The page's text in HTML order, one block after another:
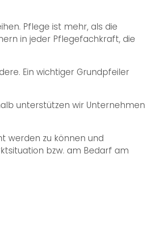
Pflege ist mehr, als die
in jeder Pflegefachkraft, die
Ein wichtiger Grundpfeiler
unterstützen wir Unternehmen
werden zu können und
bzw. am Bedarf am